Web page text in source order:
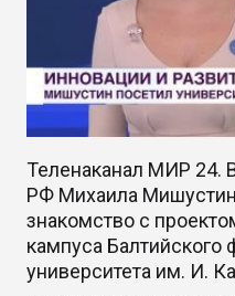
Теленаканал МИР 24.
РФ Михаила
знакомство с
кампуса Балтийского
университета им. И.